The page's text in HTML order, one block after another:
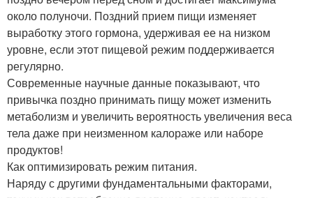
около полуночи. Поздний прием пищи изменяет
выработку этого гормона, удерживая ее на низком
уровне, если этот пищевой режим поддерживается
регулярно.
Современные научные данные показывают, что
привычка поздно принимать пищу может изменить
метаболизм и увеличить вероятность увеличения веса
тела даже при неизменном калораже или наборе
продуктов!
Как оптимизировать режим питания.
Наряду с другими фундаментальными факторами,